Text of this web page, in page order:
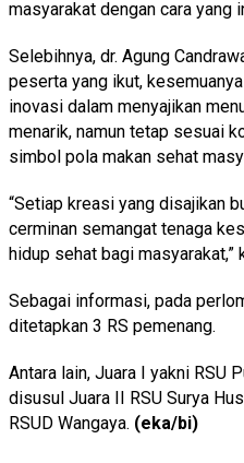
masyarakat dengan cara yang
Selebihnya, dr. Agung
peserta yang ikut,
inovasi dalam menyajikan
menarik, namun tetap sesuai
simbol pola makan sehat
“Setiap kreasi yang disajikan
cerminan semangat tenaga
hidup sehat bagi masyarakat,”
Sebagai informasi, pada
ditetapkan 3 RS pemenang.
Antara lain, Juara I yakni RSU
disusul Juara II RSU Surya
RSUD Wangaya. (eka/bi)